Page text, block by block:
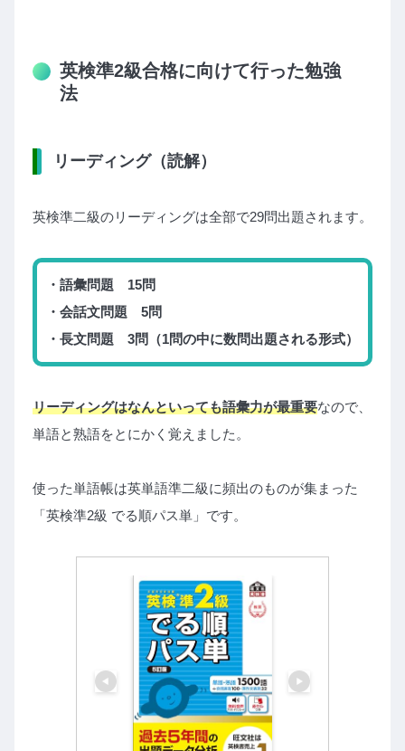
英検準2級合格に向けて行った勉強
法
リーディング（読解）
英検準二級のリーディングは全部で29問出題されます。
・語彙問題 15問
・会話文問題 5問
・長文問題 3問（1問の中に数問出題される形式）
リーディングはなんといっても語彙力が最重要なので、
単語と熟語をとにかく覚えました。
使った単語帳は英単語準二級に頻出のものが集まった
「英検準2級 でる順パス単」です。